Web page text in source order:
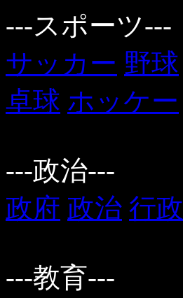
---スポーツ---
サッカー 野球
卓球 ホッケー
---政治---
政府 政治 行政
---教育---